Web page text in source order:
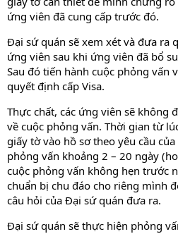
ứng viên đã cung cấp trước đó.
Đại sứ quán sẽ xem xét và đưa ra
ứng viên sau khi ứng viên đã bổ
Sau đó tiến hành cuộc phỏng vấn
quyết định cấp Visa.
Thực chất, các ứng viên sẽ không
về cuộc phỏng vấn. Thời gian từ
giấy tờ vào hồ sơ theo yêu cầu
phỏng vấn khoảng 2 – 20 ngày
cuộc phỏng vấn không hẹn trước
chuẩn bị chu đáo cho riêng mình
câu hỏi của Đại sứ quán đưa ra.
Đại sứ quán sẽ thực hiện phỏng